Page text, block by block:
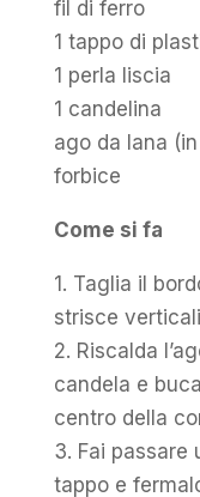
fil di ferro
1 tappo di
1 perla liscia
1 candelina
ago da lana
forbice
Come si fa
1. Taglia il
strisce
2. Riscalda
candela e
centro della
3. Fai passare
tappo e